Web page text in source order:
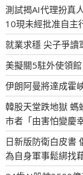
測試揭AI代理扮真
10現未經批准自主
就業求穩 尖子爭讀
美擬關5駐外使領
伊朗阿曼將達成霍
韓股天堂跌地獄 螞
市者「由害怕變慶幸
日新版防衛白皮書
為自身軍事鬆綁找